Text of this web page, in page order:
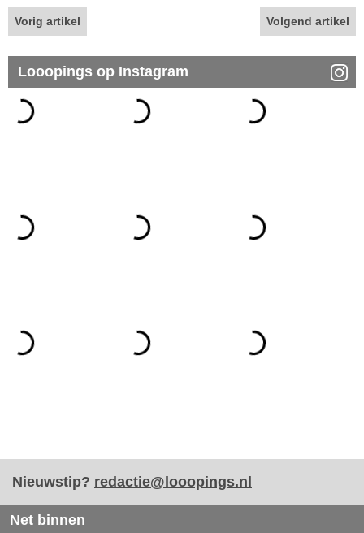
Vorig artikel Volgend artikel
Looopings op Instagram
Nieuwstip? redactie@looopings.nl
Net binnen